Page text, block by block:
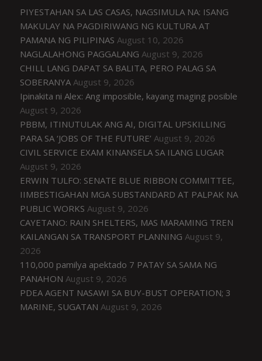
PIYESTAHAN SA LAS CASAS, NAGSIMULA NA: ISANG
MAKULAY NA PAGDIRIWANG NG KULTURA AT
PAMANA NG PILIPINAS August 10, 2026
NAGLALAHONG PAGGALANG August 9, 2026
CHILL LANG DAPAT SA BALITA, PERO PALAG SA
SOBERANYA August 9, 2026
Ipinakita ni Alex: Ang imposible, kayang maging posible
August 9, 2026
PBBM, ITINUTULAK ANG AI, DIGITAL UPSKILLING
PARA SA ‘JOBS OF THE FUTURE’ August 9, 2026
CIVIL SERVICE EXAM KINANSELA SA ILANG LUGAR
August 9, 2026
ERWIN TULFO: SENATE BLUE RIBBON COMMITTEE,
IIMBESTIGAHAN MGA SUBSTANDARD AT PALPAK NA
PUBLIC WORKS August 9, 2026
CAYETANO: RAIN SHELTERS, MAS MARAMING TREN
KAILANGAN SA TRANSPORT PLANNING August 9,
2026
110,000 pamilya apektado 7 PATAY SA SAMA NG
PANAHON August 9, 2026
PDEA AGENT NASAWI SA BUY-BUST OPERATION; 3
MARINE, SUGATAN August 9, 2026